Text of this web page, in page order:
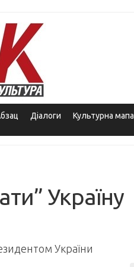
Діалоги Культурна мапа
Україну
України